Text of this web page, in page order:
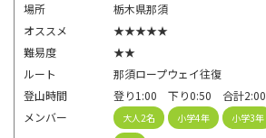
場所
栃木県那須
オススメ
★★★★★
難易度
★★
ルート
那須ロープウェイ往復
登山時間
登り1:00 下り0:50 合計2:00
メンバー
大人2名 小学4年 小学3年